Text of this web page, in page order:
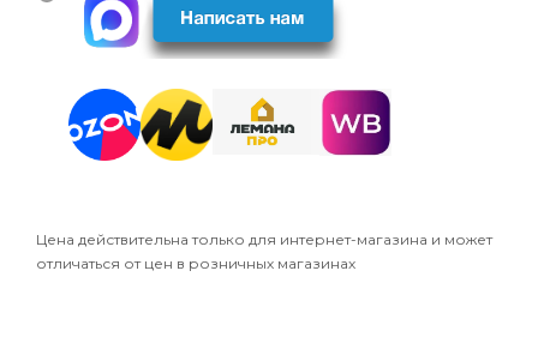
Цена действительна только для интернет-магазина и может
отличаться от цен в розничных магазинах